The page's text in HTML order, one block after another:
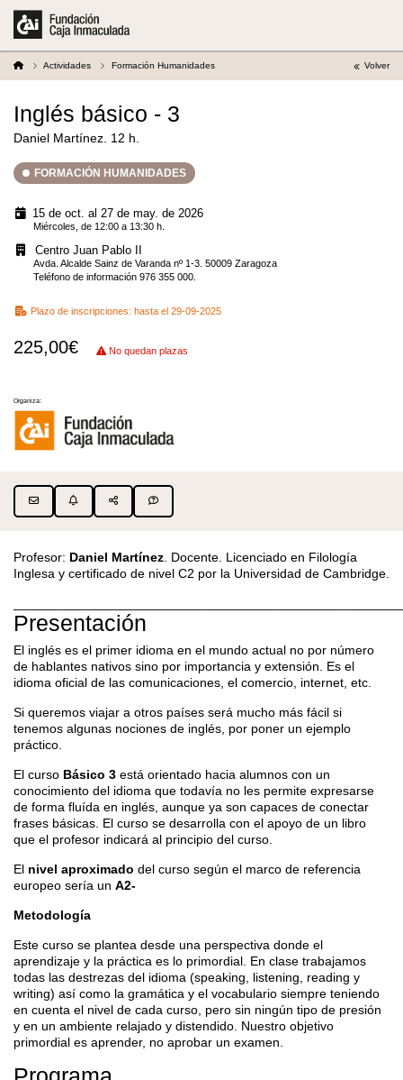
Actividades Formación Humanidades Volver
Inglés básico - 3
Daniel Martínez. 12 h.
FORMACIÓN HUMANIDADES
15 de oct. al 27 de may. de 2026
Miércoles, de 12:00 a 13:30 h.
Centro Juan Pablo II
Avda. Alcalde Sainz de Varanda nº 1-3. 50009 Zaragoza
Teléfono de información 976 355 000.
Plazo de inscripciones: hasta el 29-09-2025
225,00€ No quedan plazas
Organiza:
Profesor: Daniel Martínez . Docente. Licenciado en Filología
Inglesa y certificado de nivel C2 por la Universidad de Cambridge.
Presentación
El inglés es el primer idioma en el mundo actual no por número
de hablantes nativos sino por importancia y extensión. Es el
idioma oficial de las comunicaciones, el comercio, internet, etc.
Si queremos viajar a otros países será mucho más fácil si
tenemos algunas nociones de inglés, por poner un ejemplo
práctico.
El curso Básico 3 está orientado hacia alumnos con un
conocimiento del idioma que todavía no les permite expresarse
de forma fluída en inglés, aunque ya son capaces de conectar
frases básicas. El curso se desarrolla con el apoyo de un libro
que el profesor indicará al principio del curso.
El nivel aproximado del curso según el marco de referencia
europeo sería un A2-
Metodología
Este curso se plantea desde una perspectiva donde el
aprendizaje y la práctica es lo primordial. En clase trabajamos
todas las destrezas del idioma (speaking, listening, reading y
writing) así como la gramática y el vocabulario siempre teniendo
en cuenta el nivel de cada curso, pero sin ningún tipo de presión
y en un ambiente relajado y distendido. Nuestro objetivo
primordial es aprender, no aprobar un examen.